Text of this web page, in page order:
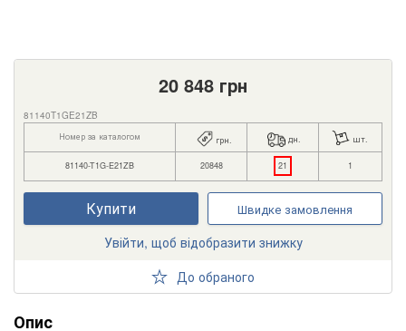
20 848 грн
81140T1GE21ZB
Номер за каталогом грн. дн. шт.
81140-T1G-E21ZB 20848 21 1
Купити Швидке замовлення
Увійти, щоб відобразити знижку
До обраного
Опис